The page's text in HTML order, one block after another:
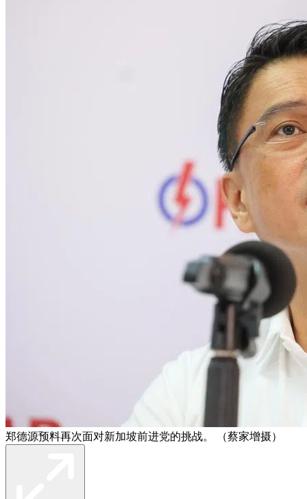
郑德源预料再次面对新加坡前进党的挑战。 （蔡家增摄）